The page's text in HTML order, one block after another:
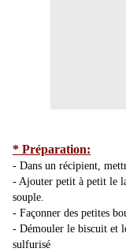
* Préparation:
- Dans un récipient,
- Ajouter petit à petit le
souple.
- Façonner des petites
- Démouler le biscuit et
sulfurisé